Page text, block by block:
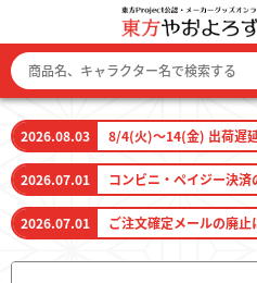
ログイン / 会員登録
ファッション
2026.08.03 8/4(火)～14(金) 出荷遅
2026.07.01 コンビニ・ペイジー決
2026.07.01 ご注文確定メールの廃止